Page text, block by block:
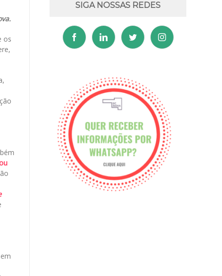
os
SIGA NOSSAS REDES